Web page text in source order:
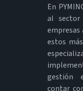
En
al
empresas
estos
gestión
contar